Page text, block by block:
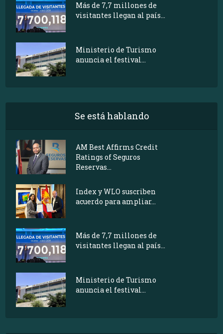
Más de 7,7 millones de
visitantes llegan al país...
Ministerio de Turismo
anuncia el festival...
Se está hablando
AM Best Affirms Credit
Ratings of Seguros
Reservas...
Index y WLO suscriben
acuerdo para ampliar...
Más de 7,7 millones de
visitantes llegan al país...
Ministerio de Turismo
anuncia el festival...